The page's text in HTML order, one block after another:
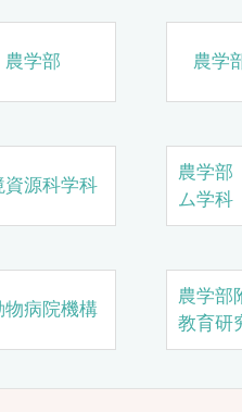
学部 農学
源科学科
農学
ム学科
物病院機構
農学部
教育研